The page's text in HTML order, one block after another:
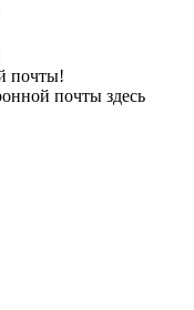
почты!
почты здесь